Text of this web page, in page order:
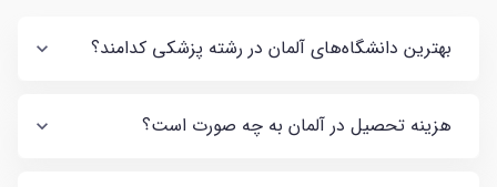
بهترین دانشگاه‌های آلمان در رشته پزشکی کدامند؟
هزینه تحصیل در آلمان به چه صورت است؟